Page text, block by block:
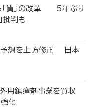
「質」の改革 5年ぶり
批判も
期予想を上方修正 日本
外用鎮痛剤事業を買収
化